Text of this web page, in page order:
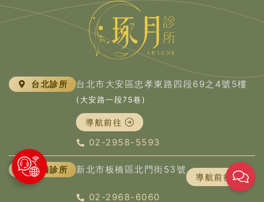
台北診所 台北市大安區忠孝東路四段69之4號5樓
(大安路一段75巷)
導航前往
02-2958-5593
板橋診所 新北市板橋區北門街53號
導航前往
02-2968-6060